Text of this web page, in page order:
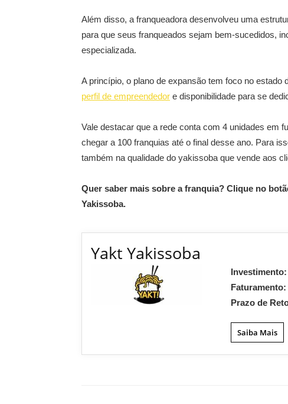
Além disso, a franqueadora desenvolveu uma
para que seus franqueados sejam bem-sucedidos,
especializada.
A princípio, o plano de expansão tem foco no
perfil de empreendedor e disponibilidade para se
Vale destacar que a rede conta com 4 unidades em
chegar a 100 franquias até o final desse ano. Para
também na qualidade do yakissoba que vende aos
Quer saber mais sobre a franquia? Clique no
Yakissoba.
Yakt Yakissoba
Investimento:
Faturamento:
Prazo de
Saiba Mais